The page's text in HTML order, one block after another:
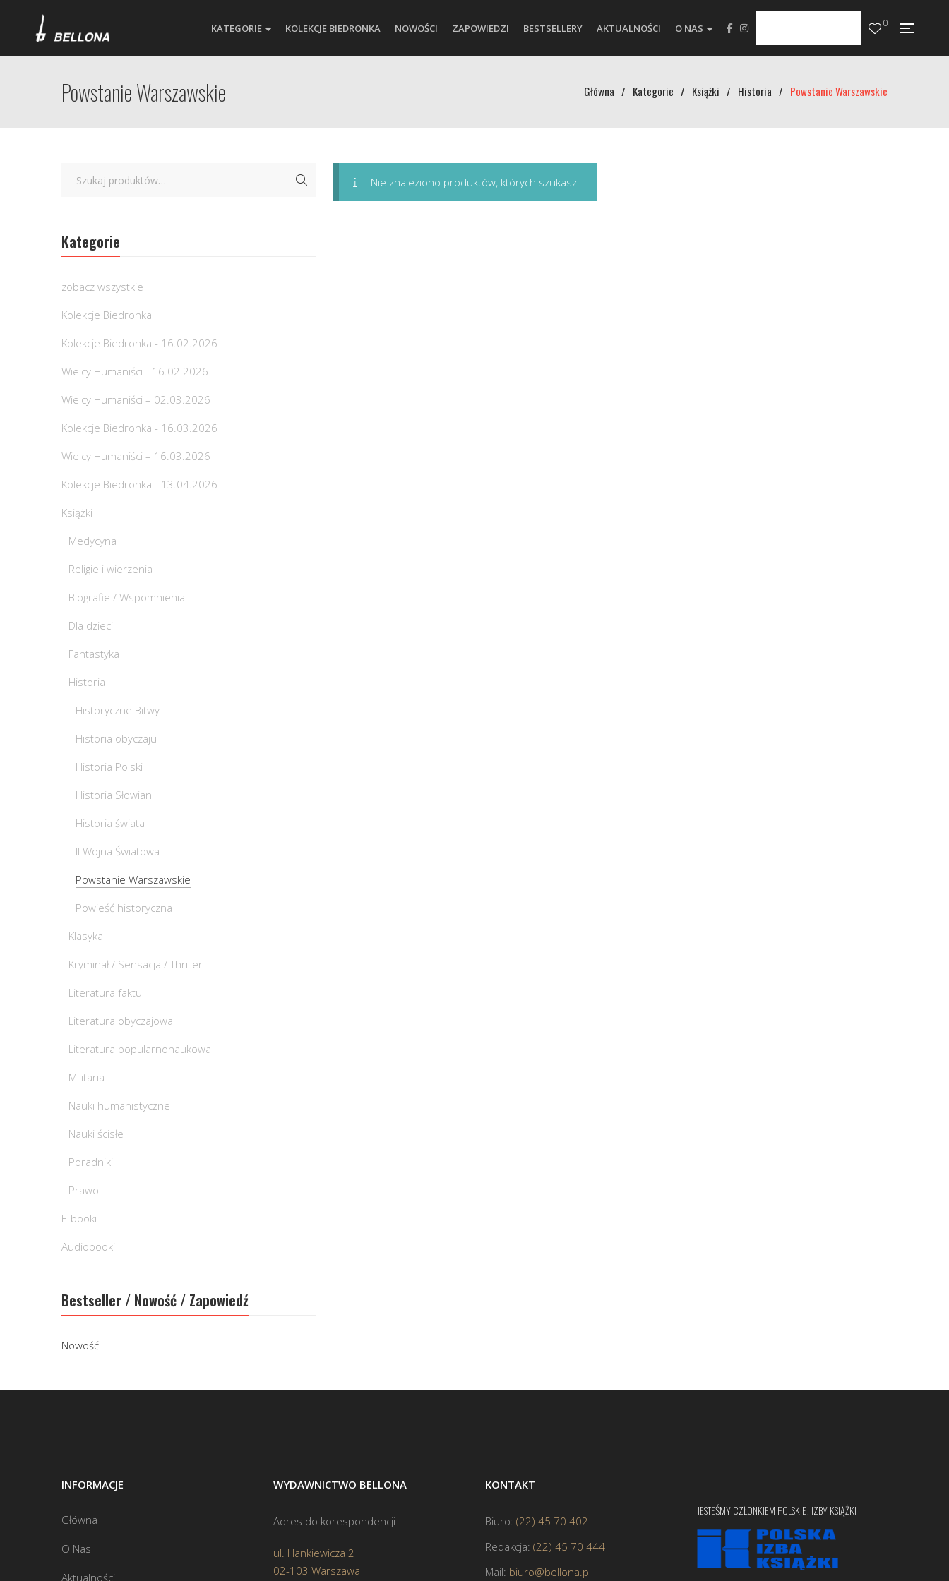
KATEGORIE KOLEKCJE BIEDRONKA NOWOŚCI ZAPOWIEDZI BESTSELLERY AKTUALNOŚCI O NAS 0
Powstanie Warszawskie Główna / Kategorie / Książki / Historia / Powstanie Warszawskie
Nie znaleziono produktów, których szukasz.
Kategorie
zobacz wszystkie
Kolekcje Biedronka
Kolekcje Biedronka - 16.02.2026
Wielcy Humaniści - 16.02.2026
Wielcy Humaniści – 02.03.2026
Kolekcje Biedronka - 16.03.2026
Wielcy Humaniści – 16.03.2026
Kolekcje Biedronka - 13.04.2026
Książki
Medycyna
Religie i wierzenia
Biografie / Wspomnienia
Dla dzieci
Fantastyka
Historia
Historyczne Bitwy
Historia obyczaju
Historia Polski
Historia Słowian
Historia świata
II Wojna Światowa
Powstanie Warszawskie
Powieść historyczna
Klasyka
Kryminał / Sensacja / Thriller
Literatura faktu
Literatura obyczajowa
Literatura popularnonaukowa
Militaria
Nauki humanistyczne
Nauki ścisłe
Poradniki
Prawo
E-booki
Audiobooki
Bestseller / Nowość / Zapowiedź
Nowość
INFORMACJE
Główna
O Nas
Aktualności
WYDAWNICTWO BELLONA
Adres do korespondencji
ul. Hankiewicza 2
02-103 Warszawa
KONTAKT
Biuro: (22) 45 70 402
Redakcja: (22) 45 70 444
Mail: biuro@bellona.pl
JESTEŚMY CZŁONKIEM POLSKIEJ IZBY KSIĄŻKI